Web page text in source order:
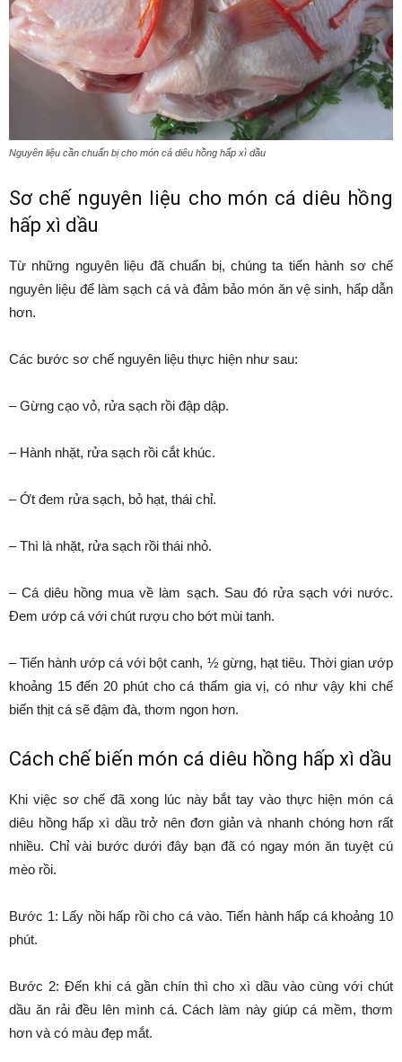
Nguyên liệu cần chuẩn bị cho món cá diêu hồng hấp xì dầu
Sơ chế nguyên liệu cho món cá diêu hồng
hấp xì dầu
Từ những nguyên liệu đã chuẩn bị, chúng ta tiến hành sơ chế
nguyên liệu để làm sạch cá và đảm bảo món ăn vệ sinh, hấp dẫn
hơn.
Các bước sơ chế nguyên liệu thực hiện như sau:
– Gừng cạo vỏ, rửa sạch rồi đập dập.
– Hành nhặt, rửa sạch rồi cắt khúc.
– Ớt đem rửa sạch, bỏ hạt, thái chỉ.
– Thì là nhặt, rửa sạch rồi thái nhỏ.
– Cá diêu hồng mua về làm sạch. Sau đó rửa sạch với nước.
Đem ướp cá với chút rượu cho bớt mùi tanh.
– Tiến hành ướp cá với bột canh, ½ gừng, hạt tiêu. Thời gian ướp
khoảng 15 đến 20 phút cho cá thấm gia vị, có như vậy khi chế
biến thịt cá sẽ đậm đà, thơm ngon hơn.
Cách chế biến món cá diêu hồng hấp xì dầu
Khi việc sơ chế đã xong lúc này bắt tay vào thực hiện món cá
diêu hồng hấp xì dầu trở nên đơn giản và nhanh chóng hơn rất
nhiều. Chỉ vài bước dưới đây bạn đã có ngay món ăn tuyệt cú
mèo rồi.
Bước 1: Lấy nồi hấp rồi cho cá vào. Tiến hành hấp cá khoảng 10
phút.
Bước 2: Đến khi cá gần chín thì cho xì dầu vào cùng với chút
dầu ăn rải đều lên mình cá. Cách làm này giúp cá mềm, thơm
hơn và có màu đẹp mắt.